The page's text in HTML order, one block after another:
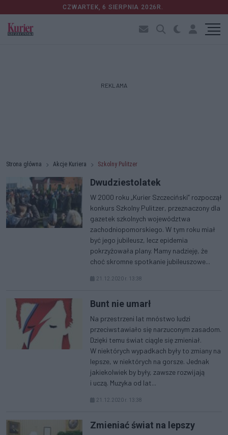
CZWARTEK, 6 SIERPNIA 2026R.
REKLAMA
Strona główna Akcje Kuriera Szkolny Pulitzer
Dwudziestolatek
W 2000 roku „Kurier Szczeciński” rozpoczął
konkurs Szkolny Pulitzer, przeznaczony dla
gazetek szkolnych województwa
zachodniopomorskiego. W tym roku miał
być jego jubileusz, lecz epidemia
pokrzyżowała plany. Mamy nadzieję, że
choć skromne spotkanie jubileuszowe...
21.12.2020 r. 13:38
Bunt nie umarł
Na przestrzeni lat mnóstwo ludzi
przeciwstawiało się narzuconym zasadom.
Dzięki temu świat ciągle się zmieniał.
W niektórych wypadkach były to zmiany na
lepsze, w niektórych na gorsze. Jednak
jakiekolwiek by były, zawsze rozwijają
i uczą. Muzyka od lat...
21.12.2020 r. 13:38
Zmieniać świat na lepszy